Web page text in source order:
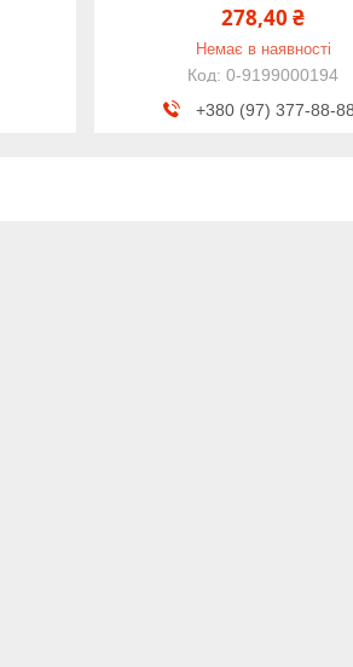
278,40 ₴
Немає в наявності
0-9199000194
+380 (97) 377-88-